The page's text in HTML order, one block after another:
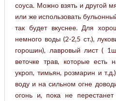
соуса. Можно взять и другой
или же использовать
так будет вкуснее. Для
немного воды (2-2,5 ст.),
горошин), лавровый лист (
веточке трав, которые есть
укроп, тимьян, розмарин и
воду и на сильном огне
огонь и, пока не